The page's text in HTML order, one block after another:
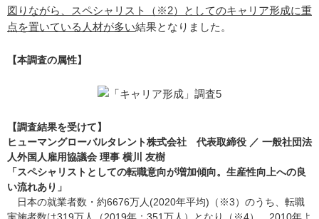
図りながら、スペシャリスト（※2）としてのキャリア形成に重
点を置いている人材が多い結果となりました。
【本調査の属性】
【調査結果を受けて】
ヒューマングローバルタレント株式会社 代表取締役 ／ 一般社団法
人外国人雇用協議会 理事 横川 友樹
「スペシャリストとしての転職意向が増加傾向。生産性向上への良
い流れあり」
日本の就業者数・約6676万人(2020年平均)（※3）のうち、転職